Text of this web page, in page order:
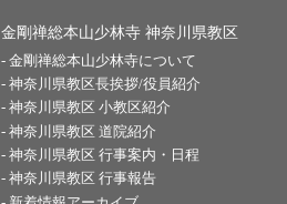
金剛禅総本山少林寺 神奈川県教区
金剛禅総本山少林寺について
神奈川県教区長挨拶/役員紹介
神奈川県教区 小教区紹介
神奈川県教区 道院紹介
神奈川県教区 行事案内・日程
神奈川県教区 行事報告